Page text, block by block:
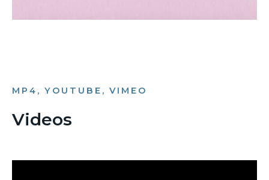
MP4, YOUTUBE, VIMEO
Videos